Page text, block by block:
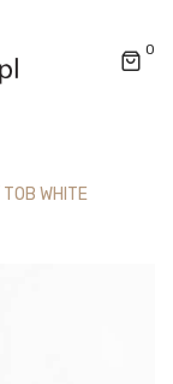
0
TOB WHITE